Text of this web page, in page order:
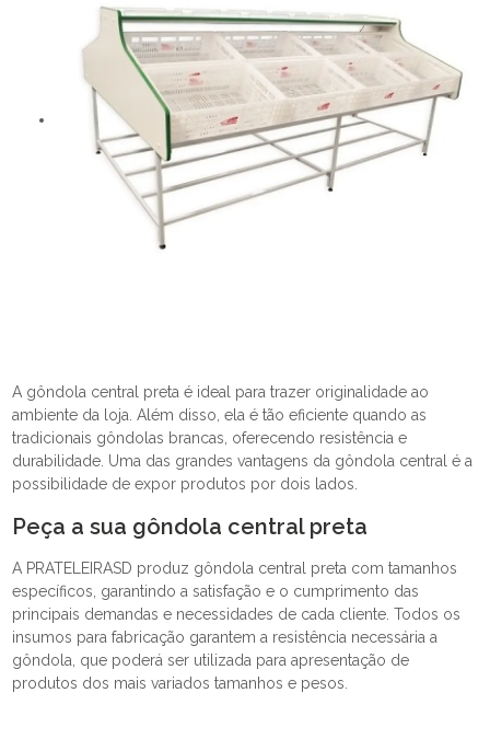
A gôndola central preta é ideal para trazer originalidade ao
ambiente da loja. Além disso, ela é tão eficiente quando as
tradicionais gôndolas brancas, oferecendo resistência e
durabilidade. Uma das grandes vantagens da gôndola central é a
possibilidade de expor produtos por dois lados.
Peça a sua gôndola central preta
A PRATELEIRASD produz gôndola central preta com tamanhos
específicos, garantindo a satisfação e o cumprimento das
principais demandas e necessidades de cada cliente. Todos os
insumos para fabricação garantem a resistência necessária a
gôndola, que poderá ser utilizada para apresentação de
produtos dos mais variados tamanhos e pesos.